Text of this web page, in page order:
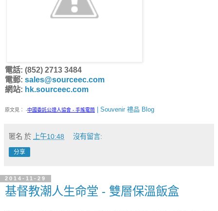
電話: (852) 2713 3484
電郵: sales@sourceec.com
網站: hk.sourceec.com
原文見： -中國委託公證人協會 - 手搖電筒 | Souvenir 禮品 Blog
匿名 於 上午10:48 沒有留言:
分享
2014-11-29
基督教潮人生命堂 - 雙層保溫飯盒